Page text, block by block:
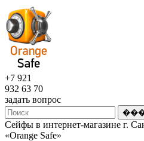
+7 921
932 63 70
задать вопрос
Сейфы в интернет-магазине г.
«Оrange Safe»